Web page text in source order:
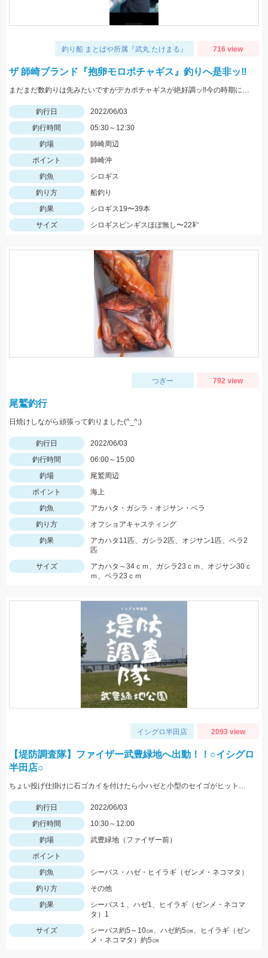
釣り船 まとばや所属『武丸 たけまる』 716 view
ザ 師崎ブランド『抱卵モロポチャギス』釣りへ是非ッ‼︎
まだまだ数釣りは先みたいですがデカポチャギスが絶好調ッ‼︎今の時期にしか釣れないサイズですッ(ﾟ∀ﾟ)
釣行日
2022/06/03
釣行時間
05:30～12:30
釣場
師崎周辺
ポイント
師崎沖
釣魚
シロギス
釣り方
船釣り
釣果
シロギス19〜39本
サイズ
シロギスピンギスほぼ無し〜22㌢
つぎー 792 view
尾鷲釣行
日焼けしながら頑張って釣りました(^_^;)
釣行日
2022/06/03
釣行時間
06:00～15:00
釣場
尾鷲周辺
ポイント
海上
釣魚
アカハタ・ガシラ・オジサン・ベラ
釣り方
オフショアキャスティング
釣果
アカハタ11匹、ガシラ2匹、オジサン1匹、ベラ2
匹
サイズ
アカハタ～34ｃｍ、ガシラ23ｃｍ、オジサン30ｃ
ｍ、ベラ23ｃｍ
イシグロ半田店 2093 view
【堤防調査隊】ファイザー武豊緑地へ出動！！○イシグロ
半田店○
ちょい投げ仕掛けに石ゴカイを付けたら小ハゼと小型のセイゴがヒット！堤防から10m付近でアタリあり！ サビキ仕掛けを足元に落としたらヒイラギがヒット
釣行日
2022/06/03
釣行時間
10:30～12:00
釣場
武豊緑地（ファイザー前）
ポイント
釣魚
シーバス・ハゼ・ヒイラギ（ゼンメ・ネコマタ）
釣り方
その他
釣果
シーバス１、ハゼ1、ヒイラギ（ゼンメ・ネコマ
タ）1
サイズ
シーバス約5～10㎝、ハゼ約5㎝、ヒイラギ（ゼン
メ・ネコマタ）約5㎝